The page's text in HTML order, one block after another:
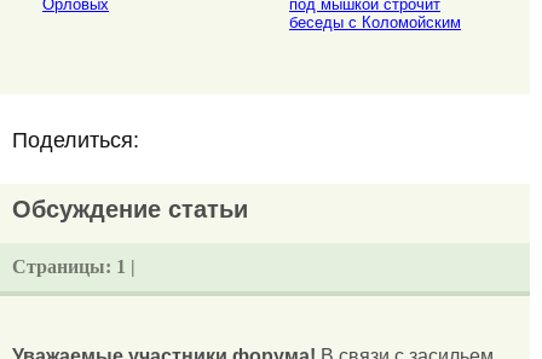
Орловых
под мышкой строчит
беседы с Коломойским
Поделиться:
Обсуждение статьи
Страницы: 1 |